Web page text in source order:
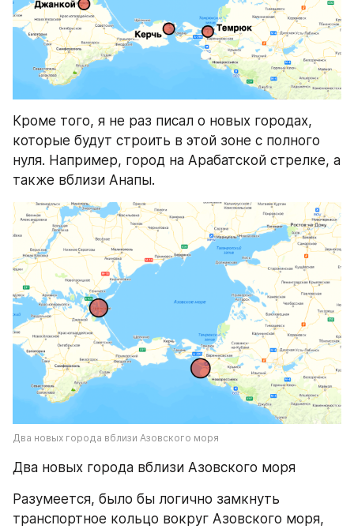
Кроме того, я не раз писал о новых городах,
которые будут строить в этой зоне с полного
нуля. Например, город на Арабатской стрелке, а
также вблизи Анапы.
Два новых города вблизи Азовского моря
Два новых города вблизи Азовского моря
Разумеется, было бы логично замкнуть
транспортное кольцо вокруг Азовского моря,